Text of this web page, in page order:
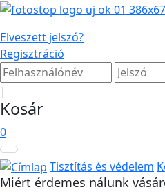
Elveszett jelszó?
Regisztráció
|
Kosár
0
Tisztítás és védelem
Miért érdemes nálunk